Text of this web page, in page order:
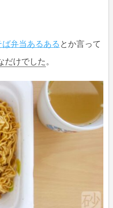
弁当あるある とか言って
だけでした。